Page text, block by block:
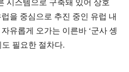
시스템으로 구축돼 있어 상호
럽을 중심으로 추진 중인 유럽 내
유롭게 오가는 이른바 ‘군사 솅
필요한 절차다.